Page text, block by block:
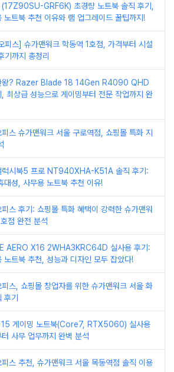
GRF6K) 초경량 노트북 솔직 후기,
노트북 추천 이유와 램 업그레이드 꿀팁까지!
피스] 슈가맨워크 학동역 1호점, 가격부터 시설
까지 총정리
왕? Razer Blade 18 14Gen R4090 QHD
, 최상급 성능으로 게이밍부터 전문 작업까지 완
스 슈가맨워크 서울 구로역점, 쇼핑몰 특화 지
럭시북5 프로 NT940XHA-K51A 솔직 후기:
대성, 사무용 노트북 추천 이유!
스 후기: 쇼핑몰 특화 혜택이 강력한 슈가맨워
점 완전 분석
AERO X16 2WHA3KRC64D 실사용 후기:
노트북 추천, 성능과 디자인 모두 잡았다!
스, 쇼핑몰 창업자를 위한 슈가맨워크 서울 화
후기
15 게이밍 노트북(Core7, RTX5060) 실사용
사무 업무까지 완벽 분석
스 추천, 슈가맨워크 서울 목동역점 솔직 이용